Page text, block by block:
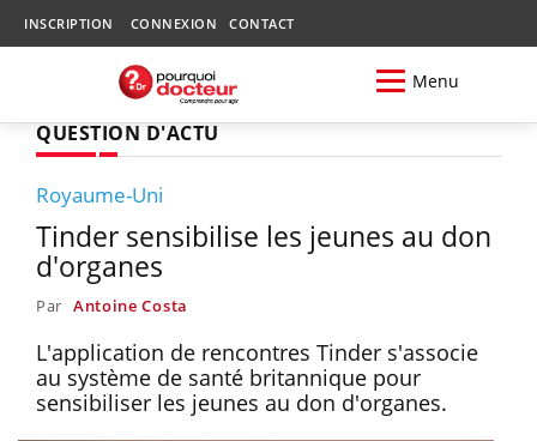
INSCRIPTION CONNEXION CONTACT
Menu
QUESTION D'ACTU
Royaume-Uni
Tinder sensibilise les jeunes au don
d'organes
Par Antoine Costa
L'application de rencontres Tinder s'associe
au système de santé britannique pour
sensibiliser les jeunes au don d'organes.